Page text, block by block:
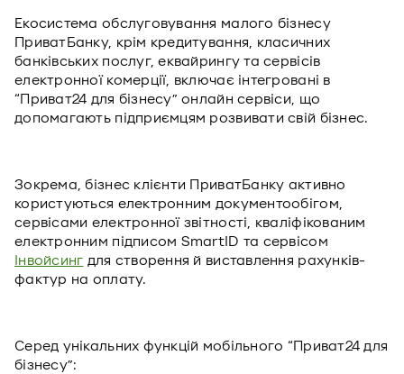
Екосистема обслуговування малого бізнесу
ПриватБанку, крім кредитування, класичних
банківських послуг, еквайрингу та сервісів
електронної комерції, включає інтегровані в
“Приват24 для бізнесу” онлайн сервіси, що
допомагають підприємцям розвивати свій бізнес.
Зокрема, бізнес клієнти ПриватБанку активно
користуються електронним документообігом,
сервісами електронної звітності, кваліфікованим
електронним підписом SmartID та сервісом
Інвойсинг для створення й виставлення рахунків-
фактур на оплату.
Серед унікальних функцій мобільного “Приват24 для
бізнесу”: